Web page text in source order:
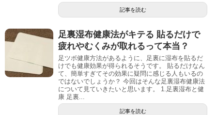
記事を読む
足裏湿布健康法がキテる 貼るだけで
疲れやむくみが取れるって本当？
足ツボ健康方法があるように、足裏に湿布を貼るだ
けでも健康効果が得られるそうです。 貼るだけなん
て、簡単すぎてその効果に疑問に感じる人もいるの
ではないでしょうか？ 今回はそんな足裏湿布健康法
について見ていきたいと思います。 1.足裏湿布と健
康 足裏...
記事を読む